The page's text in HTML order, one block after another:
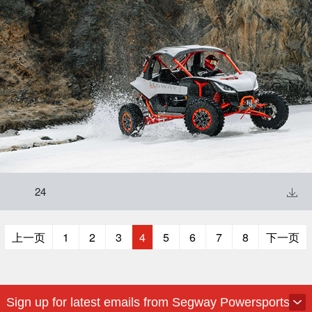
24 
上一页 1 2 3 4 5 6 7 8 下一页
Sign up for latest emails from Segway Powersports.